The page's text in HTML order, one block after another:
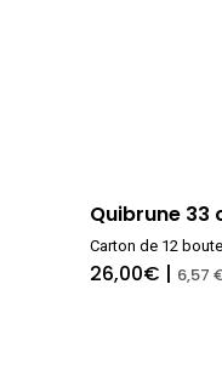
Quibrune 33
Carton de 12
26,00€ | 6,57